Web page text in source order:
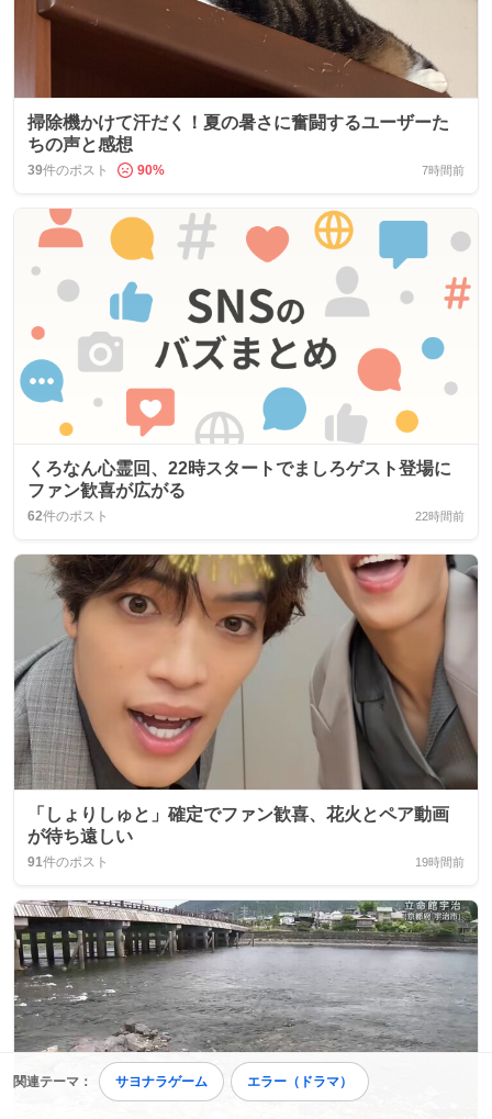
関連テーマ： サヨナラゲーム エラー（ドラマ）
掃除機かけて汗だく！夏の暑さに奮闘するユーザーた
ちの声と感想
39件のポスト 90% 7時間前
くろなん心霊回、22時スタートでましろゲスト登場に
ファン歓喜が広がる
62件のポスト 22時間前
「しょりしゅと」確定でファン歓喜、花火とペア動画
が待ち遠しい
91件のポスト 19時間前